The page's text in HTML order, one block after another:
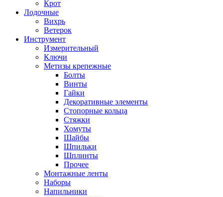
Крот
Лодочные
Вихрь
Ветерок
Инструмент
Измерительный
Ключи
Метизы крепежные
Болты
Винты
Гайки
Декоративные элементы
Стопорные кольца
Стяжки
Хомуты
Шайбы
Шпильки
Шплинты
Прочее
Монтажные ленты
Наборы
Напильники